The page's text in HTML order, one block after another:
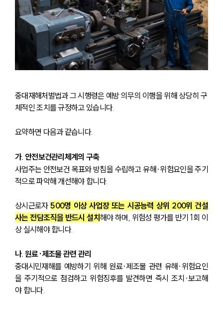
중대재해처벌법과 그 시행령은 예방 의무의 이행을 위해 상당히 구
체적인 조치를 규정하고 있습니다.
요약하면 다음과 같습니다.
가. 안전보건관리체계의 구축
사업주는 안전보건 목표와 방침을 수립하고 유해·위험요인을 주기
적으로 파악해 개선해야 합니다.
상시근로자 500명 이상 사업장 또는 시공능력 상위 200위 건설
사는 전담조직을 반드시 설치해야 하며, 위험성 평가를 반기 1회 이
상 실시해야 합니다.
나. 원료·제조물 관련 관리
중대시민재해를 예방하기 위해 원료·제조물 관련 유해·위험요인
을 주기적으로 점검하고 위험징후를 발견하면 즉시 조치·보고해
야 합니다.